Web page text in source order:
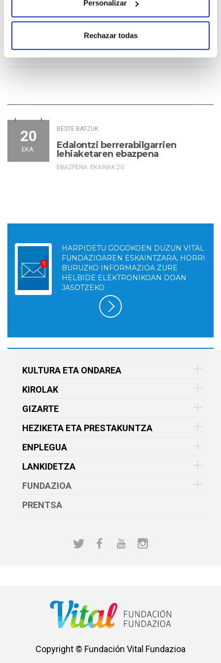
Personalizar
Rechazar todas
20
EKA.
BESTE BATZUK
Edalontzi berrerabilgarrien
lehiaketaren ebazpena
EBAZPENA: EKAINAK 20
HARPIDETU GOGOKOEN DUZUN VITAL
FUNDAZIOAREN ESKAINTZARA, HORRI
BURUZKO INFORMAZIOA ZURE
HELBIDE ELEKTRONIKOAN DOAN
JASOTZEKO
KULTURA ETA ONDAREA
KIROLAK
GIZARTE
HEZIKETA ETA PRESTAKUNTZA
ENPLEGUA
LANKIDETZA
FUNDAZIOA
PRENTSA
Copyright © Fundación Vital Fundazioa